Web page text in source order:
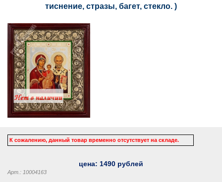
тиснение, стразы, багет, стекло. )
К сожалению, данный товар временно отсутствует на складе.
цена: 1490 рублей
Арт.: 10004163